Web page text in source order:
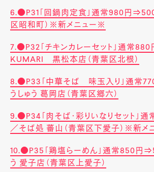
6.●P31「回鍋肉定食」通常980円
区昭和町）※新メニュー※
7.●P32「チキンカレーセット」通常
KUMARI 黒松本店（青葉区北根）
8.●P33「中華そば 味玉入り」通常
うしゅう 葛岡店（青葉区郷六）
9.●P34「肉そば・彩りいなりセット」
／そば処 蕃山（青葉区下愛子）※新メ
10.●P35「鶏塩らーめん」通常850円
う 愛子店（青葉区上愛子）